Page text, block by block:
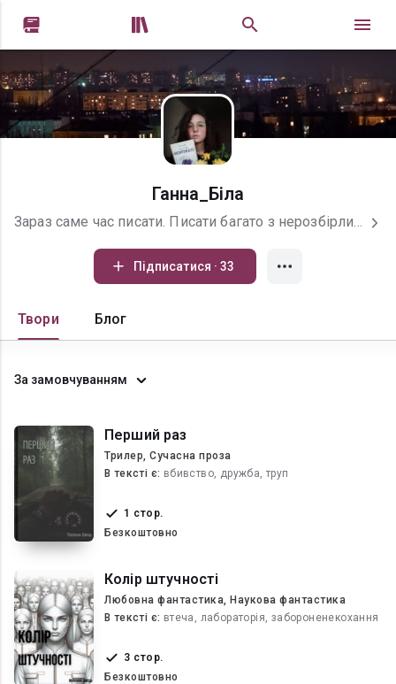
 
Ганна_Біла
Зараз саме час писати. Писати багато з нерозбірливим почерком і кривою лінією на літері "р". Писати, поспішаючи, що чогось не встигнеш сказати, що грифель олівця зламається на найцікавішому місці, що чорнило в ручці закінчиться на слові "вічність". І рука конвульсивно продовжує писати, хапаючись за найдрібніші деталі. Рвуться білі, як простирадла, аркуші паперу, допускаються тисячі граматичних помилок, стираються мільйони абзаців, ніби їх і не було. Кануть у літо уривки фраз, які так і не стали написаними думками чи почуттями. Летять у далечінь літаки, прямують вперед поїзди та люди. Все рухається, пульсує, вібрує та живе. Чимось підробленим чи справжнім. Живе, щоб одягнути форму слова і застигнути до закінчення часів.
Підписатися · 33
Твори Блог
За замовчуванням
Перший раз
Трилер, Сучасна проза
В текcті є: вбивство, дружба, труп
1 стор.
Безкоштовно
Колір штучності
Любовна фантастика, Наукова фантастика
В текcті є: втеча, лабораторія, забороненекохання
3 стор.
Безкоштовно